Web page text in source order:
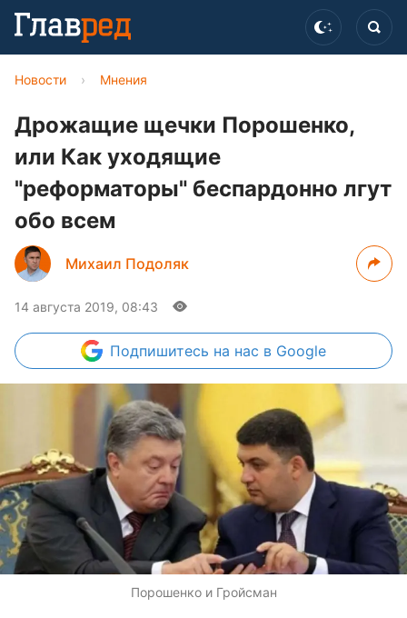
Новости › Мнения
Дрожащие щечки Порошенко,
или Как уходящие
"реформаторы" беспардонно лгут
обо всем
Михаил Подоляк
14 августа 2019, 08:43
Подпишитесь на нас в Google
Порошенко и Гройсман